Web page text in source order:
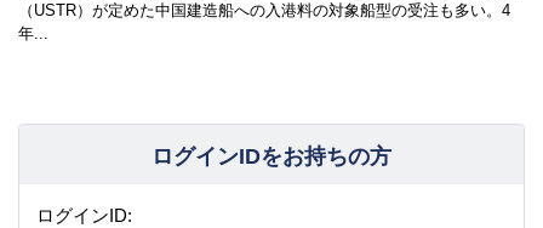
（USTR）が定めた中国建造船への入港料の対象船型の受注も多い。4
年...
ログインIDをお持ちの方
ログインID: